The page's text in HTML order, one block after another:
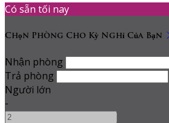
Có sẵn tối nay
Chọn Phòng Cho Kỳ Nghỉ Của Bạn
Nhận phòng
Trả phòng
Người lớn
-